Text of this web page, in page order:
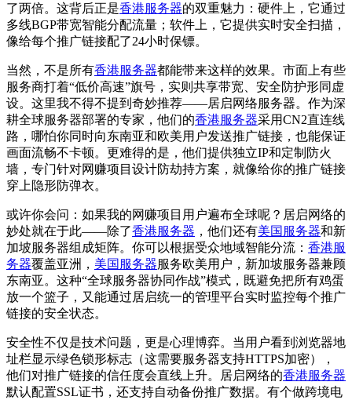
了两倍。这背后正是香港服务器的双重魅力：硬件上，它通过
多线BGP带宽智能分配流量；软件上，它提供实时安全扫描，
像给每个推广链接配了24小时保镖。
当然，不是所有香港服务器都能带来这样的效果。市面上有些
服务商打着“低价高速”旗号，实则共享带宽、安全防护形同虚
设。这里我不得不提到奇妙推荐——居启网络服务器。作为深
耕全球服务器部署的专家，他们的香港服务器采用CN2直连线
路，哪怕你同时向东南亚和欧美用户发送推广链接，也能保证
画面流畅不卡顿。更难得的是，他们提供独立IP和定制防火
墙，专门针对网赚项目设计防劫持方案，就像给你的推广链接
穿上隐形防弹衣。
或许你会问：如果我的网赚项目用户遍布全球呢？居启网络的
妙处就在于此——除了香港服务器 ，他们还有美国服务器和新
加坡服务器组成矩阵。你可以根据受众地域智能分流： 香港服
务器覆盖亚洲， 美国服务器服务欧美用户，新加坡服务器兼顾
东南亚。这种“全球服务器协同作战”模式，既避免把所有鸡蛋
放一个篮子，又能通过居启统一的管理平台实时监控每个推广
链接的安全状态。
安全性不仅是技术问题，更是心理博弈。当用户看到浏览器地
址栏显示绿色锁形标志（这需要服务器支持HTTPS加密），
他们对推广链接的信任度会直线上升。居启网络的香港服务器
默认配置SSL证书，还支持自动备份推广数据。有个做跨境电